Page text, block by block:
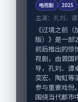
电视剧 2025
主演： 孔刘、
《过境之前（
版）》是一部
前后推出的惊
视剧，由曾国
导，孔刘、谭
奕宏、陶虹等
参与重要戏份
围绕当代都市